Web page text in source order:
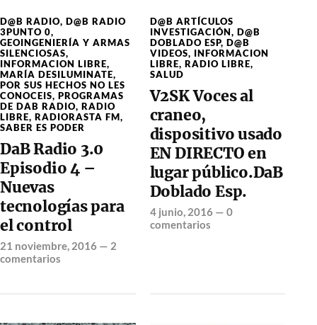
D@B RADIO, D@B RADIO
3PUNTO 0,
GEOINGENIERÍA Y ARMAS
SILENCIOSAS,
INFORMACION LIBRE,
MARÍA DESILUMINATE,
POR SUS HECHOS NO LES
CONOCEIS, PROGRAMAS
DE DAB RADIO, RADIO
LIBRE, RADIORASTA FM,
SABER ES PODER
DaB Radio 3.0
Episodio 4 –
Nuevas
tecnologías para
el control
21 noviembre, 2016 — 2
comentarios
D@B ARTÍCULOS
INVESTIGACIÓN, D@B
DOBLADO ESP, D@B
VIDEOS, INFORMACION
LIBRE, RADIO LIBRE,
SALUD
V2SK Voces al
craneo,
dispositivo usado
EN DIRECTO en
lugar público.DaB
Doblado Esp.
4 junio, 2016— 0
comentarios